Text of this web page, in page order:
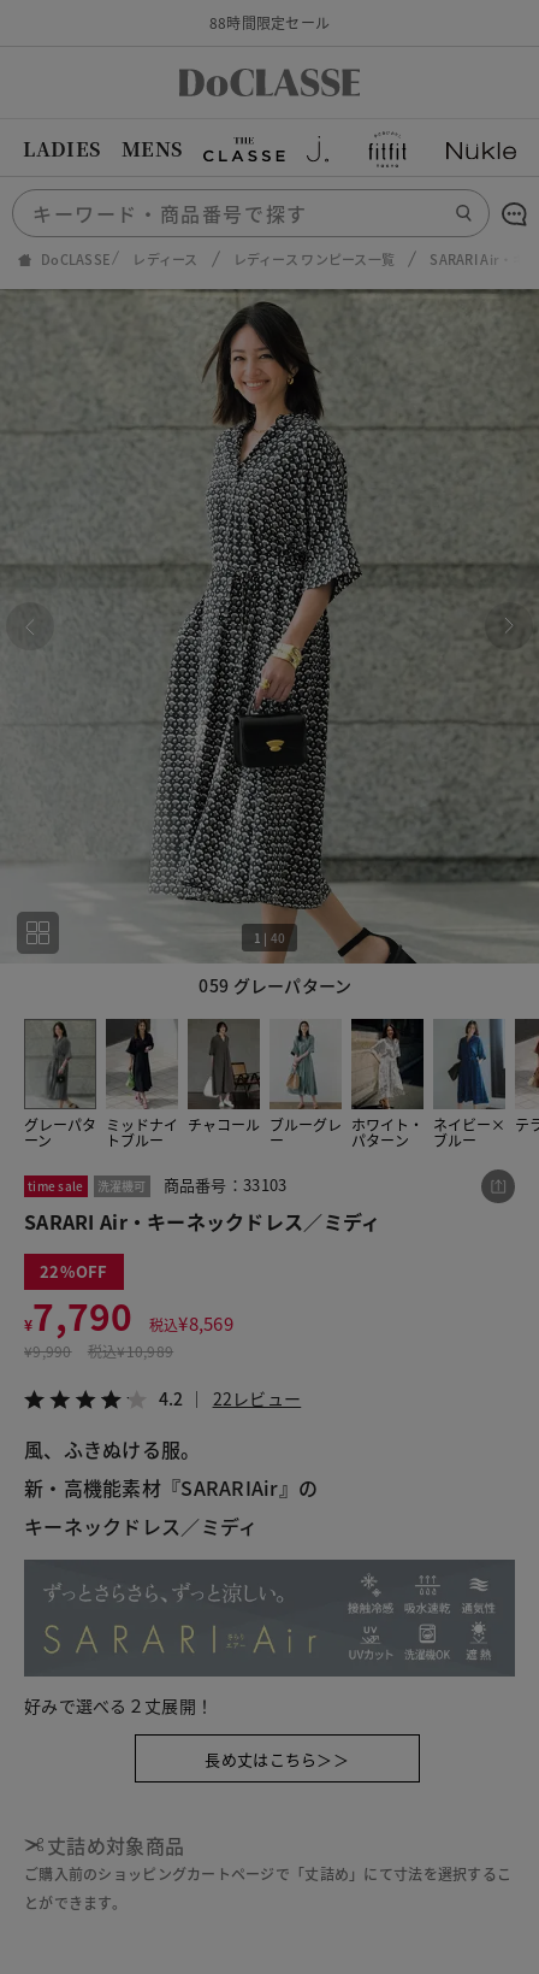
88時間限定セール
LADIES MENS
DoCLASSE レディース レディース ワンピース一覧 SARARI Air・キ
059 グレーパターン
1 | 40
グレーパタ
ーン
ミッドナイ
トブルー
チャコール ブルーグレ
ー
ホワイト・
パターン
ネイビー×
ブルー
テ
time sale 洗濯機可 商品番号：33103
SARARI Air・キーネックドレス／ミディ
22
¥7,790 税込¥8,569
¥9,990 税込¥10,989
4.2 22レビュー
風、ふきぬける服。
新・高機能素材『SARARIAir』の
キーネックドレス／ミディ
好みで選べる２丈展開！
長め丈はこちら＞＞
丈詰め対象商品
ご購入前のショッピングカートページで「丈詰め」にて寸法を選択するこ
とができます。
この商品をシェアする
SARARI Air・キーネックドレス／ミディ